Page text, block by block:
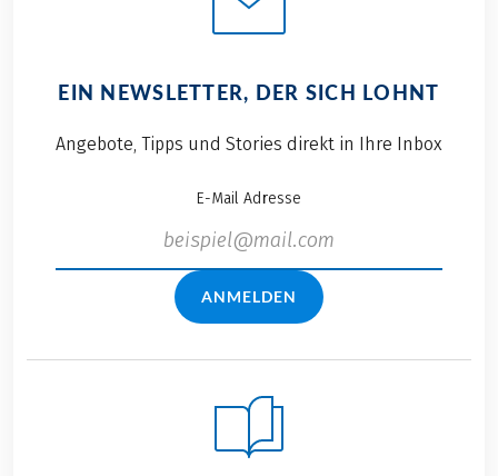
EIN NEWSLETTER, DER SICH LOHNT
Angebote, Tipps und Stories direkt in Ihre Inbox
E-Mail Adresse
ANMELDEN